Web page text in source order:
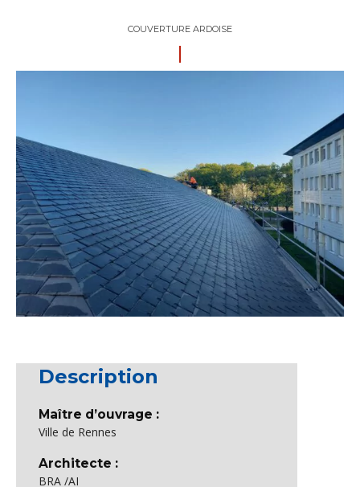
COUVERTURE ARDOISE
Description
Maître d’ouvrage :
Ville de Rennes
Architecte :
BRA /AI